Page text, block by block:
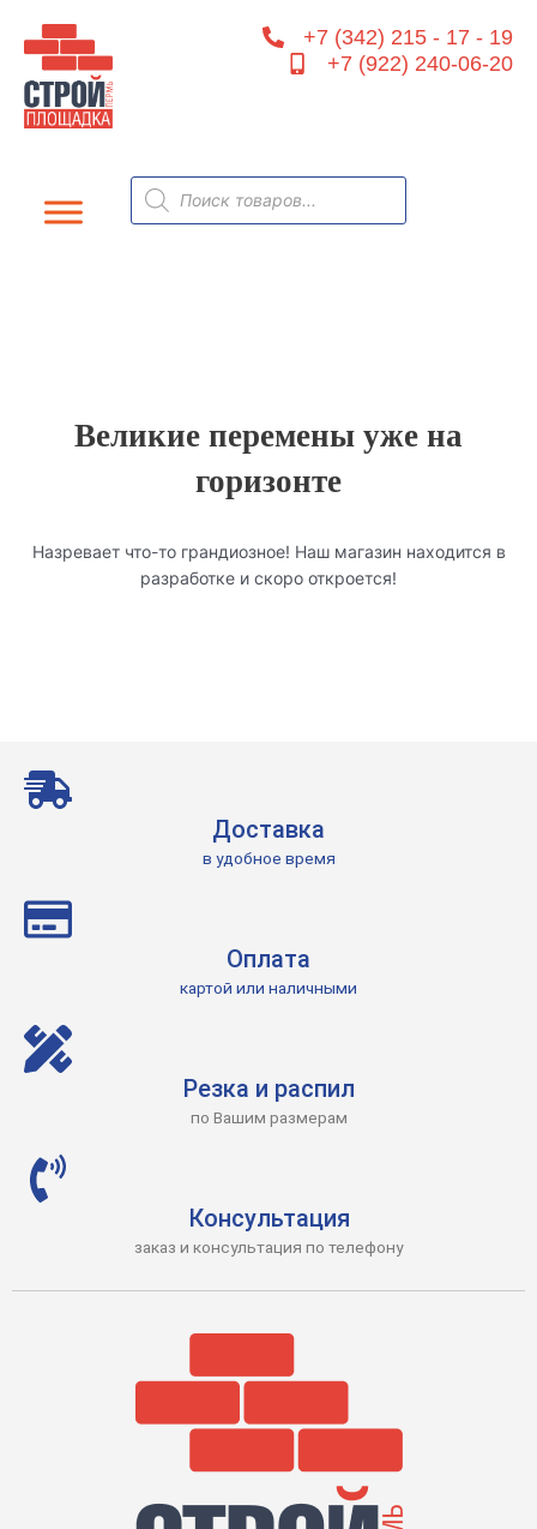
содержимому
+7 (342) 215 - 17 - 19
+7 (922) 240-06-20
Поиск
товаров
Великие перемены уже на
горизонте
Назревает что-то грандиозное! Наш магазин находится в
разработке и скоро откроется!
Доставка
в удобное время
Оплата
картой или наличными
Резка и распил
по Вашим размерам
Консультация
заказ и консультация по телефону